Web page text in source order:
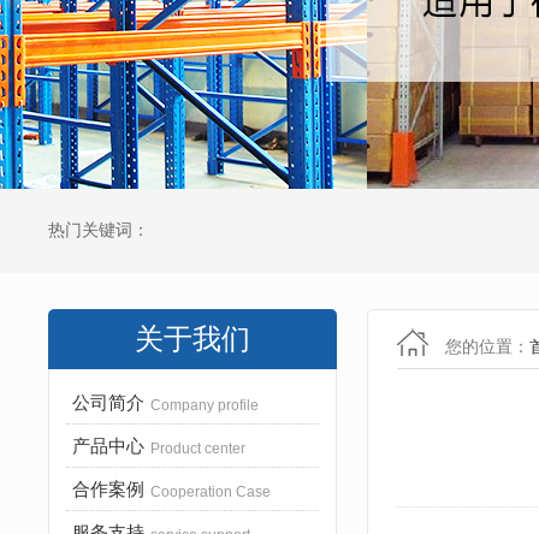
热门关键词：
关于我们
公司简介 Company profile
产品中心 Product center
合作案例 Cooperation Case
您的位置：